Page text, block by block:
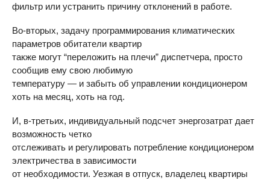
фильтр или устранить причину отклонений в работе.
Во-вторых, задачу программирования климатических
параметров обитатели квартир
также могут “переложить на плечи” диспетчера, просто
сообщив ему свою любимую
температуру — и забыть об управлении кондиционером
хоть на месяц, хоть на год.
И, в-третьих, индивидуальный подсчет энергозатрат дает
возможность четко
отслеживать и регулировать потребление кондиционером
электричества в зависимости
от необходимости. Уезжая в отпуск, владелец квартиры